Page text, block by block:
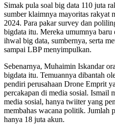
Simak pula soal big data 110 juta
sumber klaimnya mayoritas rakyat
2024. Para pakar survey dan
bigdata itu. Mereka umumnya baru
ihwal big data, sumbernya, serta
sampai LBP menyimpulkan.
Sebenarnya, Muhaimin Iskandar
bigdata itu. Temuannya dibantah
pendiri perusahaan Drone Emprit
percakapan di media sosial. Ismail
media sosial, hanya twiiter yang
membahas wacana politik. Jumlah
hanya 18 juta akun.